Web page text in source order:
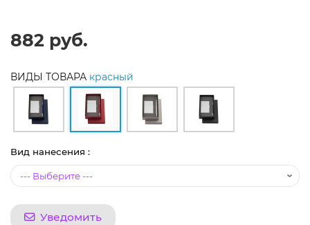
882 руб.
ВИДЫ ТОВАРА красный
Вид нанесения :
Уведомить